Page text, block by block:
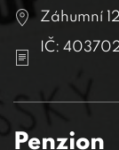
Záhumní
IČ:
Penzion